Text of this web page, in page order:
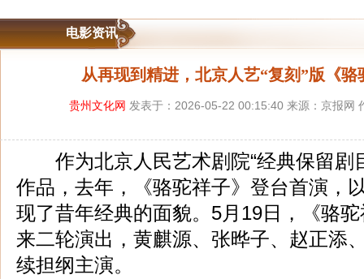
电影资讯
从再现到精进，北京人艺“复刻”版《
贵州文化网 发表于：2026-05-22 00:15:40 来源：京报网
作为北京人民艺术剧院“经典保留剧
作品，去年，《骆驼祥子》登台首演，
现了昔年经典的面貌。5月19日，《骆
来二轮演出，黄麒源、张晔子、赵正添
续担纲主演。